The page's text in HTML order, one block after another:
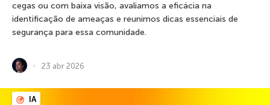
cegas ou com baixa visão, avaliamos a eficácia na
identificação de ameaças e reunimos dicas essenciais de
segurança para essa comunidade.
23 abr 2026
IA